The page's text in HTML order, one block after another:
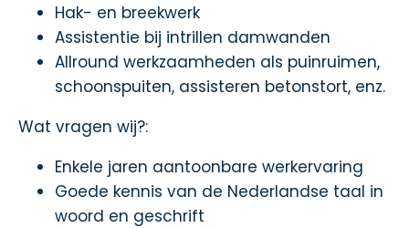
Hak- en breekwerk
Assistentie bij intrillen damwanden
Allround werkzaamheden als puinruimen,
schoonspuiten, assisteren betonstort, enz.
Wat vragen wij?:
Enkele jaren aantoonbare werkervaring
Goede kennis van de Nederlandse taal in
woord en geschrift